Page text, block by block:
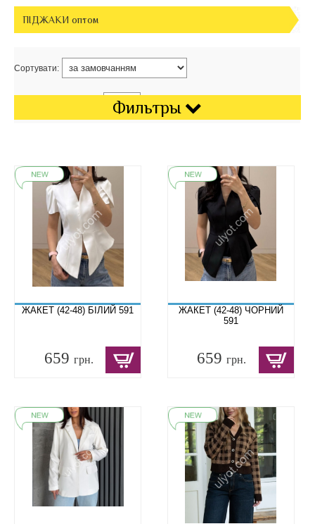
Фильтры
ПІДЖАКИ оптом
Сортувати:
ЖАКЕТ (42-48) БІЛИЙ 591
659 грн.
ЖАКЕТ (42-48) ЧОРНИЙ
591
659грн.